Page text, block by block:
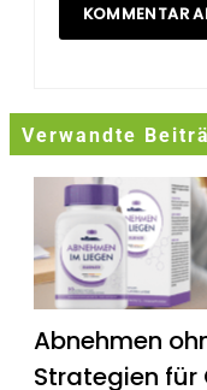
Verwandte
Abnehmen
Strategien für